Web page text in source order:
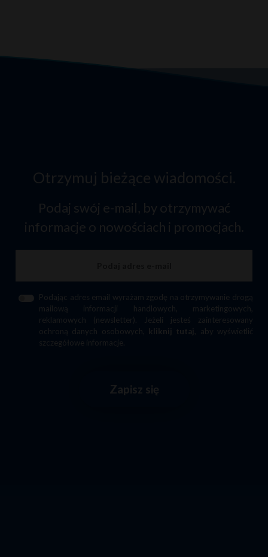
Otrzymuj bieżące wiadomości.
Podaj swój e-mail, by otrzymywać
informacje o nowościach i promocjach.
Podając adres email wyrażam zgodę na otrzymywanie drogą
mailową informacji handlowych, marketingowych,
reklamowych (newsletter). Jeżeli jesteś zainteresowany
ochroną danych osobowych, kliknij tutaj
, aby wyświetlić
szczegółowe informacje.
Zapisz się